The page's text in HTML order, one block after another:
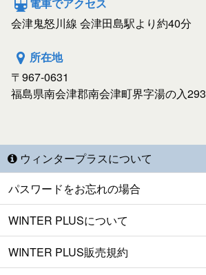
電車でアクセス
会津鬼怒川線 会津田島駅より約40分
所在地
〒967-0631
福島県南会津郡南会津町界字湯の入293
ウィンタープラスについて
パスワードをお忘れの場合
WINTER PLUSについて
WINTER PLUS販売規約